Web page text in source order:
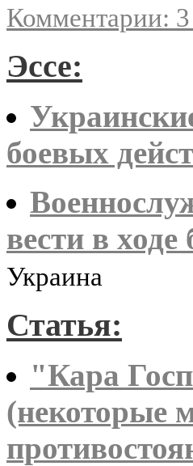
Комментарии:
Эссе:
боевых
вести в
Украина
Статья:
"Кара
(некоторые